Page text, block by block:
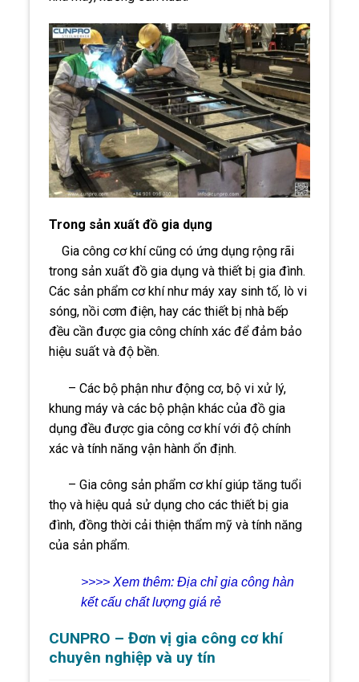
Trong sản xuất đồ gia dụng
Gia công cơ khí cũng có ứng dụng rộng rãi
trong sản xuất đồ gia dụng và thiết bị gia đình.
Các sản phẩm cơ khí như máy xay sinh tố, lò vi
sóng, nồi cơm điện, hay các thiết bị nhà bếp
đều cần được gia công chính xác để đảm bảo
hiệu suất và độ bền.
– Các bộ phận như động cơ, bộ vi xử lý,
khung máy và các bộ phận khác của đồ gia
dụng đều được gia công cơ khí với độ chính
xác và tính năng vận hành ổn định.
– Gia công sản phẩm cơ khí giúp tăng tuổi
thọ và hiệu quả sử dụng cho các thiết bị gia
đình, đồng thời cải thiện thẩm mỹ và tính năng
của sản phẩm.
>>>> Xem thêm:Địa chỉ gia công hàn
kết cấu chất lượng giá rẻ
CUNPRO – Đơn vị gia công cơ khí
chuyên nghiệp và uy tín